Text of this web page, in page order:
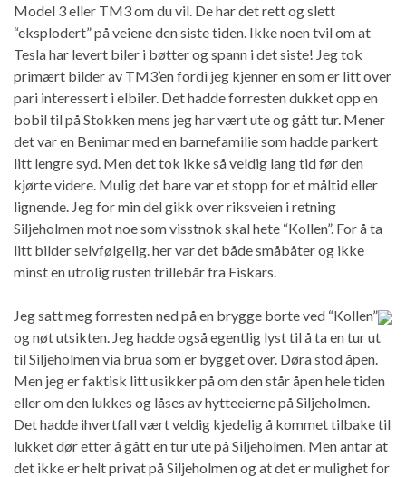
Model 3 eller TM3 om du vil. De har det rett og slett
“eksplodert” på veiene den siste tiden. Ikke noen tvil om at
Tesla har levert biler i bøtter og spann i det siste! Jeg tok
primært bilder av TM3’en fordi jeg kjenner en som er litt over
pari interessert i elbiler. Det hadde forresten dukket opp en
bobil til på Stokken mens jeg har vært ute og gått tur. Mener
det var en Benimar med en barnefamilie som hadde parkert
litt lengre syd. Men det tok ikke så veldig lang tid før den
kjørte videre. Mulig det bare var et stopp for et måltid eller
lignende. Jeg for min del gikk over riksveien i retning
Siljeholmen mot noe som visstnok skal hete “Kollen”. For å ta
litt bilder selvfølgelig. her var det både småbåter og ikke
minst en utrolig rusten trillebår fra Fiskars.
Jeg satt meg forresten ned på en brygge borte ved “Kollen”
og nøt utsikten. Jeg hadde også egentlig lyst til å ta en tur ut
til Siljeholmen via brua som er bygget over. Døra stod åpen.
Men jeg er faktisk litt usikker på om den står åpen hele tiden
eller om den lukkes og låses av hytteeierne på Siljeholmen.
Det hadde ihvertfall vært veldig kjedelig å kommet tilbake til
lukket dør etter å gått en tur ute på Siljeholmen. Men antar at
det ikke er helt privat på Siljeholmen og at det er mulighet for